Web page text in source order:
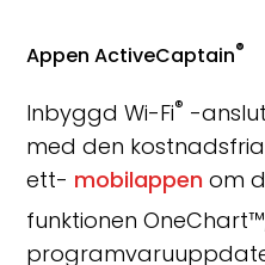
Appen ActiveCaptain®
Inbyggd Wi-Fi® -
med den
ett- mobilappen om
funktionen